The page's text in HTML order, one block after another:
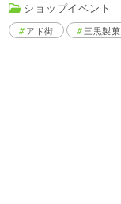
ショップイベント
アド街 三黒製菓